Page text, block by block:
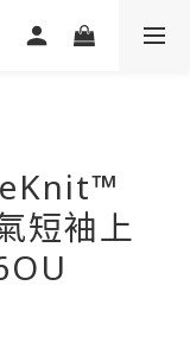
短袖上